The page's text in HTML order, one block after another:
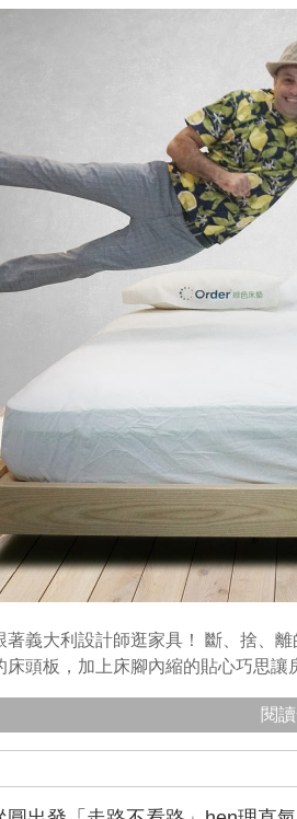
著義大利設計師逛家具！ 斷、捨、
床頭板，加上床腳內縮的貼心巧思
閱